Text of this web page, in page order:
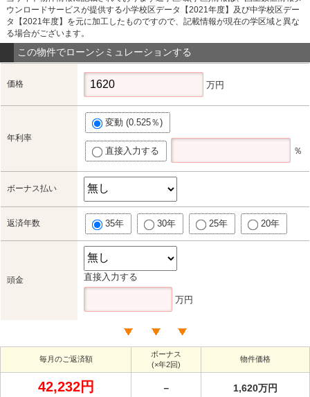
ウンロードサービスが提供する小学校区データ【2021年度】及び中学校区デー
タ【2021年度】を元に加工したものですので、記載情報が現在の学区域と異な
る場合がございます。
この物件でローンシミュレーションする
価格 万円
年利率
変動 (0.525％)
直接入力する ％
ボーナス払い
返済年数 35年 30年 25年 20年
頭金 直接入力する
万円
毎月のご返済額
ボーナス
(×年2回)
物件価格
42,232円 － 1,620万円